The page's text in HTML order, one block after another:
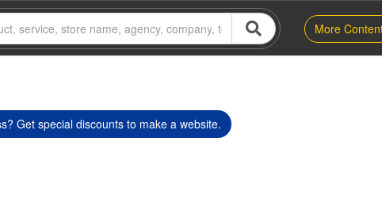
More
Get special discounts to make a website.